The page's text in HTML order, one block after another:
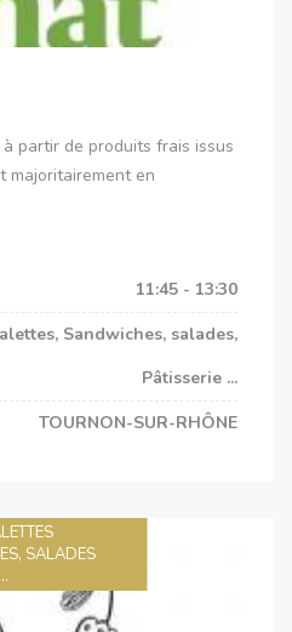
partir de produits frais issus
majoritairement en
11:45 - 13:30
Sandwiches, salades,
Pâtisserie ...
TOURNON-SUR-RHÔNE
SALADES